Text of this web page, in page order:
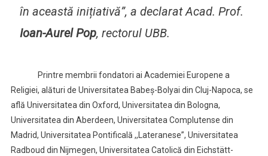
în această inițiativă”, a declarat Acad. Prof.
Ioan-Aurel Pop, rectorul UBB.
Printre membrii fondatori ai Academiei Europene a
Religiei, alături de Universitatea Babeș-Bolyai din Cluj-Napoca, se
află Universitatea din Oxford, Universitatea din Bologna,
Universitatea din Aberdeen, Universitatea Complutense din
Madrid, Universitatea Pontificală ,,Lateranese”, Universitatea
Radboud din Nijmegen, Universitatea Catolică din Eichstätt-